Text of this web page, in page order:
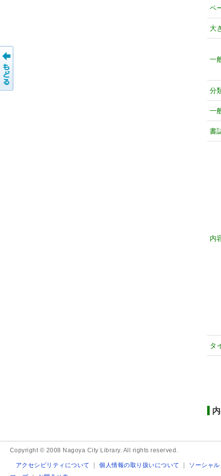
ペ
大
一
分
一
書
内
タ
Copyright © 2008 Nagoya City Library. All rights reserved.
アクセシビリティについて ｜個人情報の取り扱いについて ｜ ソーシャ